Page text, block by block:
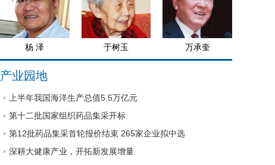
杨 泽 于树玉 万承奎
产业园地
上半年我国海洋生产总值5.5万亿元
第十二批国家组织药品集采开标
第12批药品集采首轮报价结束 265家企业拟中选
深耕大健康产业，开拓新发展增量